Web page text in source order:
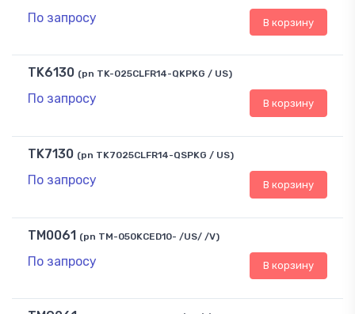
По запросу
В корзину
TK6130 (pn TK-025CLFR14-QKPKG / US)
По запросу В корзину
TK7130 (pn TK7025CLFR14-QSPKG / US)
По запросу В корзину
TM0061 (pn TM-050KCED10- /US/ /V)
По запросу В корзину